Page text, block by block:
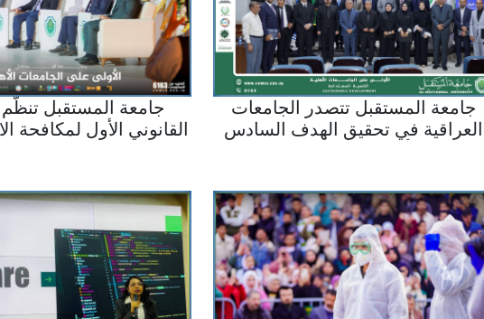
جامعة المستقبل تتصدر الجامعات
العراقية في تحقيق الهدف السادس
جامعة المستقبل تنظّم
القانوني الأول لمكافحة